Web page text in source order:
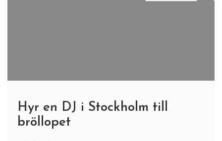
Hyr en DJ i Stockholm till
bröllopet